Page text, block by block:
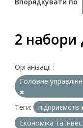
2 набори
Організації :
Головне
Теги: підприємств
Економіка та